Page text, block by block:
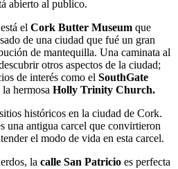
abierto al publico.
el Cork Butter Museum que
de una ciudad que fué un gran
de mantequilla. Una caminata al
otros aspectos de la ciudad;
de interés como el SouthGate
hermosa Holly Trinity Church.
históricos en la ciudad de Cork.
una antigua carcel que convirtieron
el modo de vida en esta carcel.
la calle San Patricio es perfecta